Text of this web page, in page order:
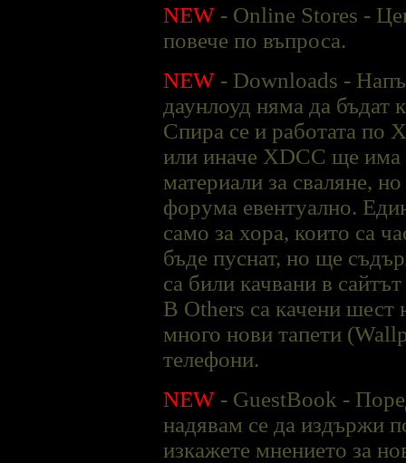
NEW - Online Stores -
повече по въпроса.
NEW - Downloads -
даунлоуд няма да бъдат
Спира се и работата по
или иначе XDCC ще има
материали за сваляне,
форума евентуално.
само за хора, които са
бъде пуснат, но ще
са били качвани в
В Others са качени
много нови тапети
телефони.
NEW - GuestBook -
надявам се да издържи
изкажете мнението за